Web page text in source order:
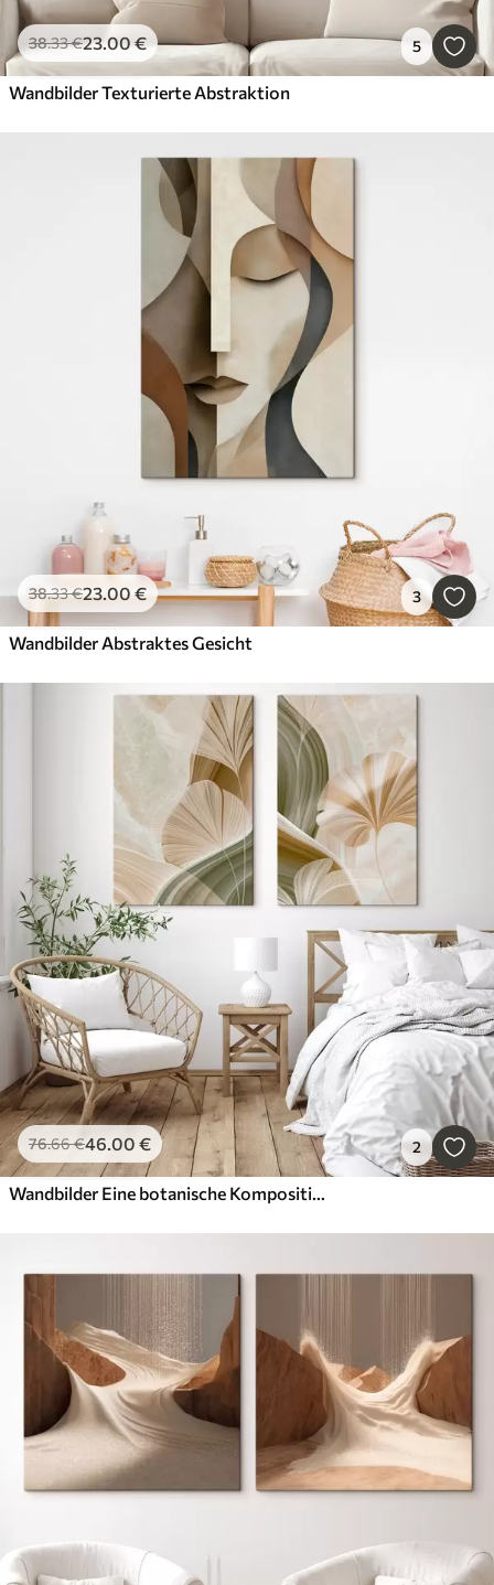
38.33€23.00€ 5
Wandbilder Texturierte Abstraktion
38.33€23.00 € 3
Wandbilder Abstraktes Gesicht
76.66€46.00 € 2
Wandbilder Eine botanische Komposition mit zarten Blättern